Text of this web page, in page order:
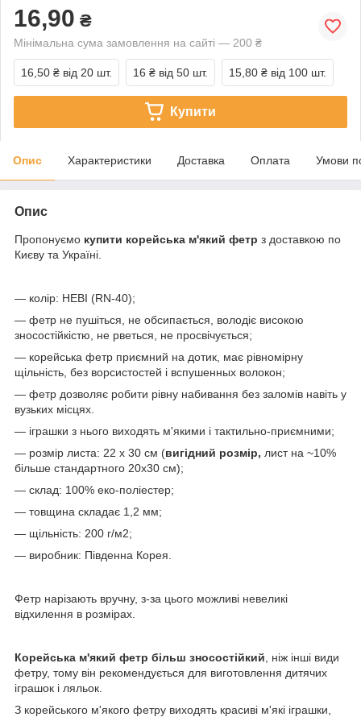
16,90 ₴
Мінімальна сума замовлення на сайті — 200 ₴
16,50 ₴ від 20 шт. 16 ₴ від 50 шт. 15,80 ₴ від 100 шт.
Купити
Опис Характеристики Доставка Оплата Умови
Опис
Пропонуємо купити корейська м'який фетр з доставкою по
Києву та Україні.
— колір: НЕВІ (RN-40);
— фетр не пушіться, не обсипається, володіє високою
зносостійкістю, не рветься, не просвічується;
— корейська фетр приємний на дотик, має рівномірну
щільність, без ворсистостей і вспушенных волокон;
— фетр дозволяє робити рівну набивання без заломів навіть у
вузьких місцях.
— іграшки з нього виходять м'якими і тактильно-приємними;
— розмір листа: 22 х 30 см (вигідний розмір, лист на ~10%
більше стандартного 20х30 см);
— склад: 100% еко-поліестер;
— товщина складає 1,2 мм;
— щільність: 200 г/м2;
— виробник: Південна Корея.
Фетр нарізають вручну, з-за цього можливі невеликі
відхилення в розмірах.
Корейська м'який фетр більш зносостійкий , ніж інші види
фетру, тому він рекомендується для виготовлення дитячих
іграшок і ляльок.
З корейського м'якого фетру виходять красиві м'які іграшки,